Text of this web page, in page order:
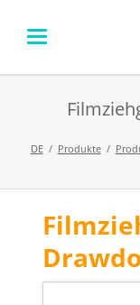
DE Produkte
Navigation
überspringen